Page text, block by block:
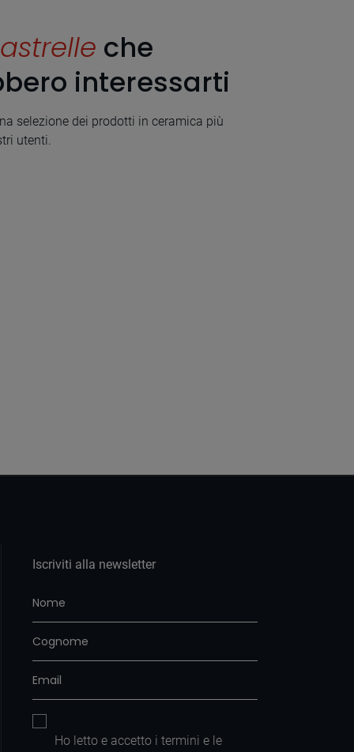
che
interessarti
selezione dei prodotti in ceramica più
utenti.
Iscriviti alla newsletter
Ho letto e accetto i termini e le